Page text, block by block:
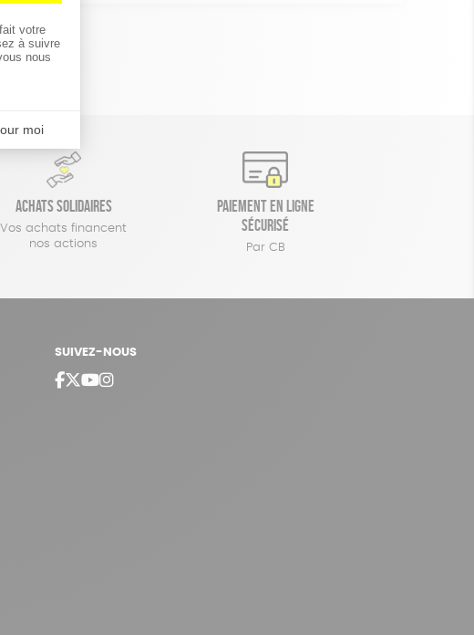
Achats solidaires
Vos achats financent
nos actions
Paiement en ligne
sécurisé
Par CB
SUIVEZ-NOUS